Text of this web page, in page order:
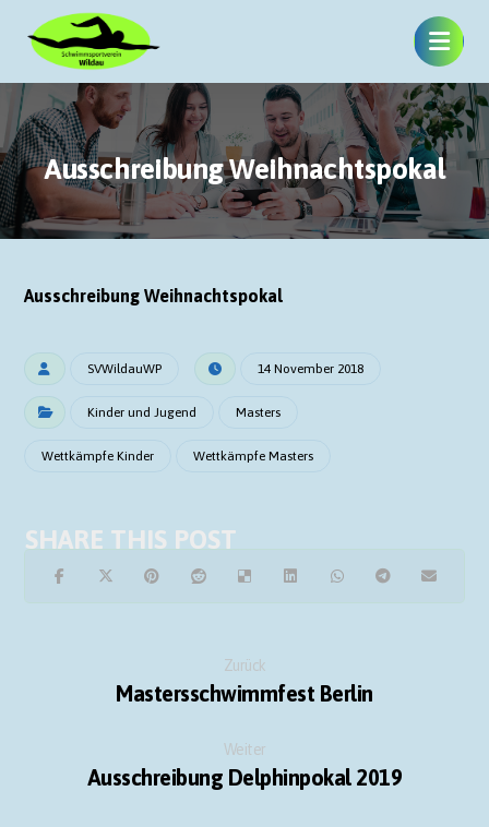
Ausschreibung Weihnachtspokal
Ausschreibung Weihnachtspokal
SVWildauWP 14 November 2018
Kinder und Jugend Masters
Wettkämpfe Kinder Wettkämpfe Masters
Zurück
Mastersschwimmfest Berlin
Weiter
Ausschreibung Delphinpokal 2019